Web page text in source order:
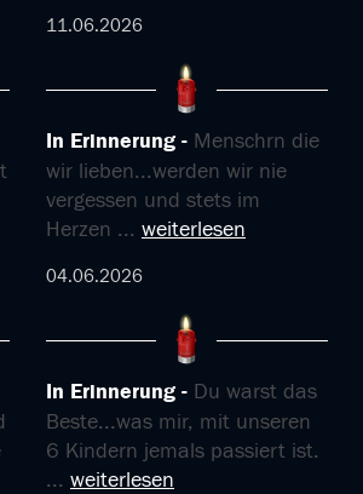
11.06.2026
In Erinnerung
Menschrn die
wir lieben...werden wir nie
vergessen und stets im
Herzen ... weiterlesen
04.06.2026
In Erinnerung
Du warst das
Beste...was mir, mit unseren
6 Kindern jemals passiert ist.
... weiterlesen